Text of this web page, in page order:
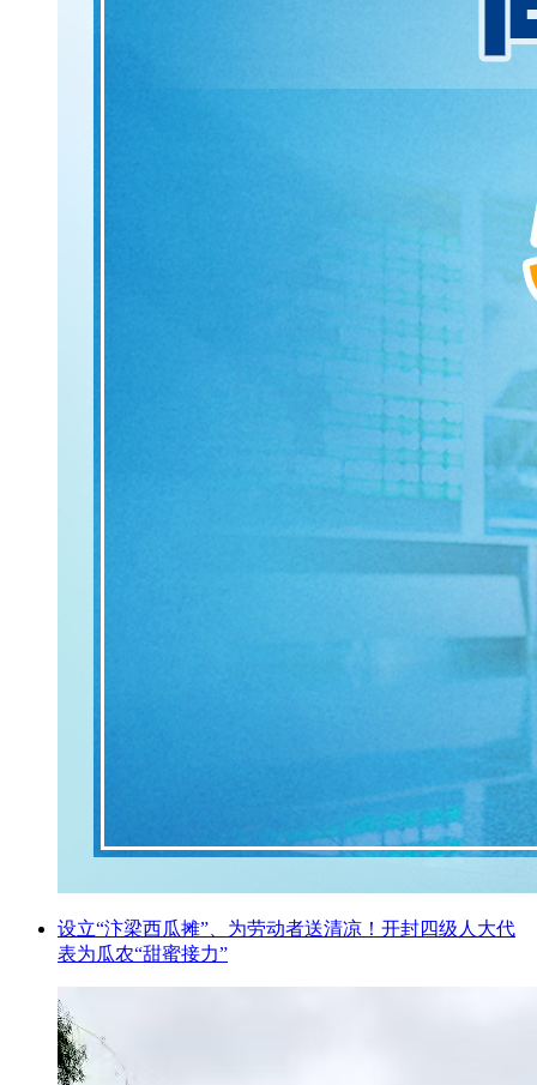
设立“汴梁西瓜摊”、为劳动者送清凉！开封四级人大代
表为瓜农“甜蜜接力”